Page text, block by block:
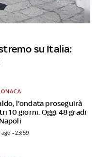
su Italia:
l'ondata proseguirà
10 giorni. Oggi 48 gradi
- 23:59